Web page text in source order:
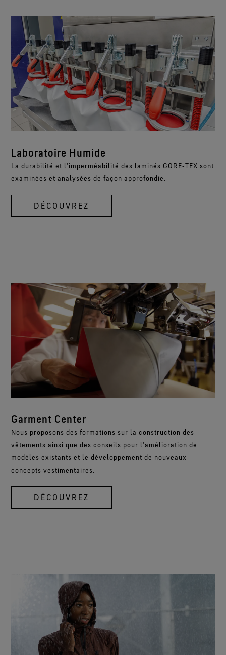
Laboratoire Humide
La durabilité et l’imperméabilité des laminés GORE‑TEX sont
examinées et analysées de façon approfondie.
DÉCOUVREZ
Garment Center
Nous proposons des formations sur la construction des
vêtements ainsi que des conseils pour l’amélioration de
modèles existants et le développement de nouveaux
concepts vestimentaires.
DÉCOUVREZ